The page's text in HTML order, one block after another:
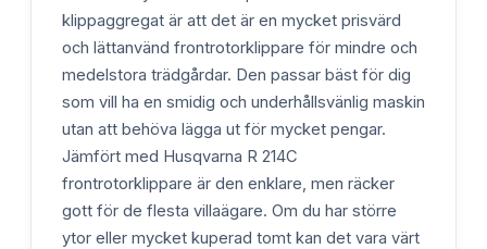
klippaggregat är att det är en mycket prisvärd
och lättanvänd frontrotorklippare för mindre och
medelstora trädgårdar. Den passar bäst för dig
som vill ha en smidig och underhållsvänlig maskin
utan att behöva lägga ut för mycket pengar.
Jämfört med Husqvarna R 214C
frontrotorklippare är den enklare, men räcker
gott för de flesta villaägare. Om du har större
ytor eller mycket kuperad tomt kan det vara värt